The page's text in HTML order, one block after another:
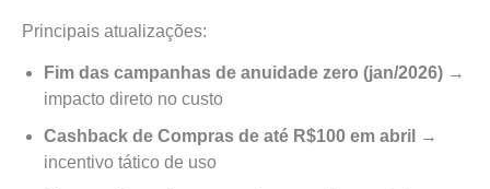
Principais atualizações:
Fim das campanhas de anuidade zero (jan/2026) →
impacto direto no custo
Cashback de Compras de até R$100 em abril
→
incentivo tático de uso